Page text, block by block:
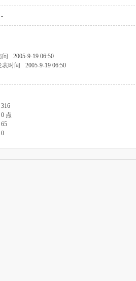
-
问
2005-9-19 06:50
表时间
2005-9-19 06:50
316
0 点
65
0